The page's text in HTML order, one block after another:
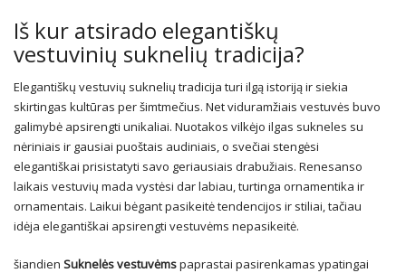
Iš kur atsirado elegantiškų
vestuvinių suknelių tradicija?
Elegantiškų vestuvių suknelių tradicija turi ilgą istoriją ir siekia
skirtingas kultūras per šimtmečius. Net viduramžiais vestuvės buvo
galimybė apsirengti unikaliai. Nuotakos vilkėjo ilgas sukneles su
nėriniais ir gausiai puoštais audiniais, o svečiai stengėsi
elegantiškai prisistatyti savo geriausiais drabužiais. Renesanso
laikais vestuvių mada vystėsi dar labiau, turtinga ornamentika ir
ornamentais. Laikui bėgant pasikeitė tendencijos ir stiliai, tačiau
idėja elegantiškai apsirengti vestuvėms nepasikeitė.
šiandien Suknelės vestuvėmspaprastai pasirenkamas ypatingai